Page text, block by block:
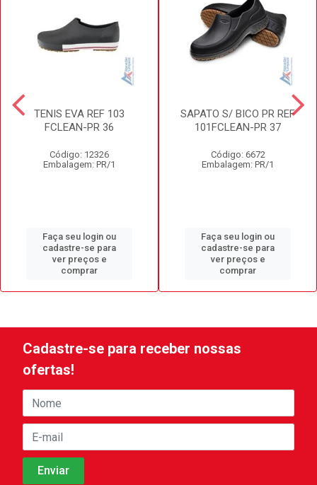
TENIS EVA REF 103
FCLEAN-PR 36
Código: 12326
Embalagem: PR/1
Faça seu login ou
cadastre-se para
ver preços e
comprar
SAPATO S/ BICO PR REF
101FCLEAN-PR 37
Código: 6672
Embalagem: PR/1
Faça seu login ou
cadastre-se para
ver preços e
comprar
Cadastre-se para receber nossas
ofertas!